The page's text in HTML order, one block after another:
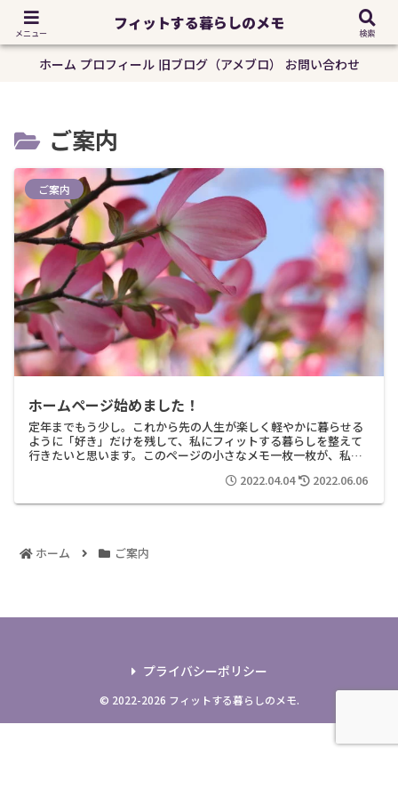
大事なことは手の中に｜生前整理アドバイザー｜発酵ソムリエ｜坂田真奈美
フィットする暮らしのメモ
ホーム プロフィール 旧ブログ（アメブロ） お問い合わせ
ご案内
ご案内
ホームページ始めました！
定年までもう少し。これから先の人生が楽しく軽やかに暮らせる
ように「好き」だけを残して、私にフィットする暮らしを整えて
行きたいと思います。このページの小さなメモ一枚一枚が、私の
2022.04.04 2022.06.06
ホーム ご案内
プライバシーポリシー
© 2022-2026 フィットする暮らしのメモ.
メニュー
フィットする暮らしのメモ
検索